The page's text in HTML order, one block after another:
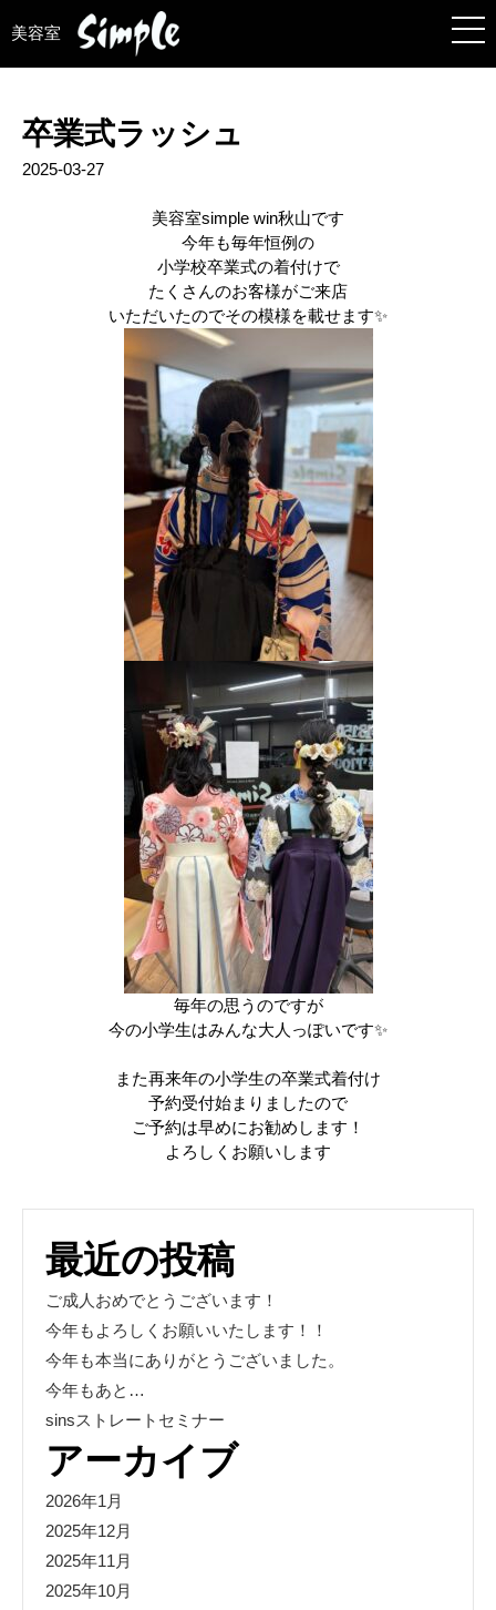
美容室
卒業式ラッシュ
2025-03-27
美容室simple win秋山です
今年も毎年恒例の
小学校卒業式の着付けで
たくさんのお客様がご来店
いただいたのでその模様を載せます✨
毎年の思うのですが
今の小学生はみんな大人っぽいです✨
また再来年の小学生の卒業式着付け
予約受付始まりましたので
ご予約は早めにお勧めします！
よろしくお願いします
最近の投稿
ご成人おめでとうございます！
今年もよろしくお願いいたします！！
今年も本当にありがとうございました。
今年もあと…
sinsストレートセミナー
アーカイブ
2026年1月
2025年12月
2025年11月
2025年10月